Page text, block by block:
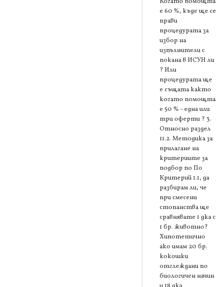
е 60 %, къде ще се
прави
процедурата за
избор на
изпълнители с
покана в ИСУН ли
? Или
процедурата ще
е същата както
когато помощта
е 50 % - една или
три оферти ? 3.
Относно раздел
11.2. Методика за
прилагане на
критериите за
подбор по По
Критерий 1.1, да
разбирам ли, че
при смесени
стопанства ще
сравнявате 1 дка с
1 бр. животно?
Хипотетично
ако имам 20 бр.
кокошки
отглеждани по
биологичен начин